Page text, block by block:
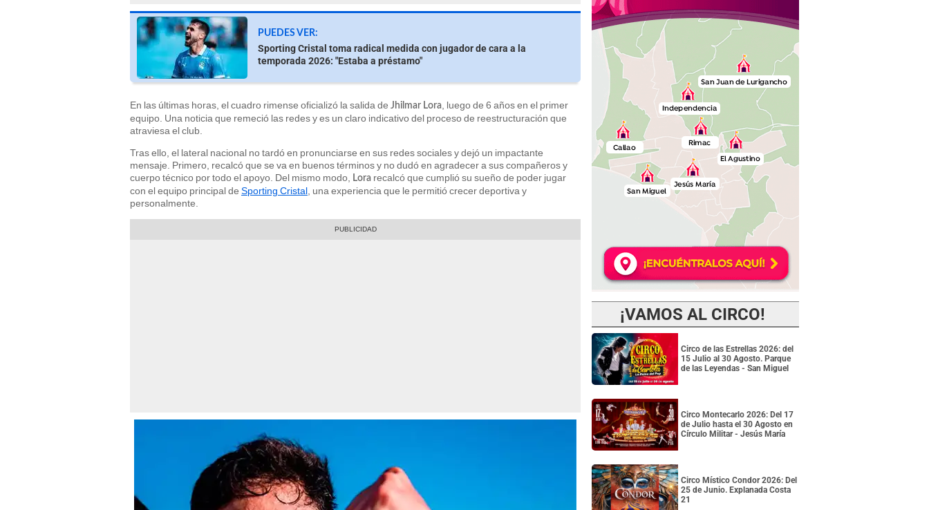
PUEDES VER:
Sporting Cristal toma radical medida con jugador de cara a la
temporada 2026: "Estaba a préstamo"
En las últimas horas, el cuadro rimense oficializó la salida de Jhilmar Lora , luego de 6 años en el primer
equipo. Una noticia que remeció las redes y es un claro indicativo del proceso de reestructuración que
atraviesa el club.
Tras ello, el lateral nacional no tardó en pronunciarse en sus redes sociales y dejó un impactante
mensaje. Primero, recalcó que se va en buenos términos y no dudó en agradecer a sus compañeros y
cuerpo técnico por todo el apoyo. Del mismo modo,
Lora recalcó que cumplió su sueño de poder jugar
con el equipo principal de Sporting Cristal , una experiencia que le permitió crecer deportiva y
personalmente.
¡VAMOS AL CIRCO!
Circo de las Estrellas 2026: del
15 Julio al 30 Agosto. Parque
de las Leyendas - San Miguel
Circo Montecarlo 2026: Del 17
de Julio hasta el 30 Agosto en
Círculo Militar - Jesús María
Circo Místico Condor 2026: Del
25 de Junio. Explanada Costa
21